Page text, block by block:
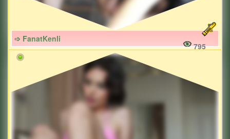
➩ FanatKenli
795